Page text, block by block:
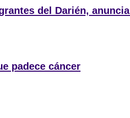
del Darién,
padece cáncer